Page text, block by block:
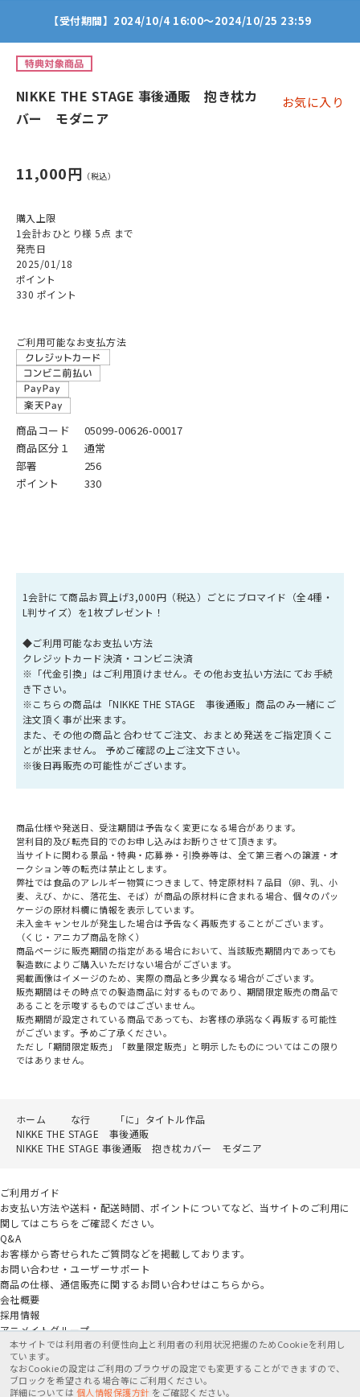
【受付期間】2024/10/4 16:00～2024/10/25 23:59
NIKKE THE STAGE 事後通販 抱き枕カ
バー モダニア
お気に入り
11,000円
購入上限
1会計おひとり様 5点 まで
発売日
2025/01/18
ポイント
330 ポイント
ご利用可能なお支払方法
商品コード
05099-00626-00017
商品区分１
通常
部署
256
ポイント
330
1会計にて商品お買上げ3,000円（税込）ごとにブロマイド（全4種・
L判サイズ）を1枚プレゼント！
◆ご利用可能なお支払い方法
クレジットカード決済・コンビニ決済
※「代金引換」はご利用頂けません。その他お支払い方法にてお手続
き下さい。
※こちらの商品は「NIKKE THE STAGE 事後通販」商品のみ一緒にご
注文頂く事が出来ます。
また、その他の商品と合わせてご注文、おまとめ発送をご指定頂くこ
とが出来ません。 予めご確認の上ご注文下さい。
※後日再販売の可能性がございます。
商品仕様や発送日、受注期間は予告なく変更になる場合があります。
営利目的及び転売目的でのお申し込みはお断りさせて頂きます。
当サイトに関わる景品・特典・応募券・引換券等は、全て第三者への譲渡・オ
ークション等の転売は禁止とします。
弊社では食品のアレルギー物質につきまして、特定原材料７品目（卵、乳、小
麦、えび、かに、落花生、そば）が商品の原材料に含まれる場合、個々のパッ
ケージの原材料欄に情報を表示しています。
未入金キャンセルが発生した場合は予告なく再販売することがございます。
（くじ・アニカプ商品を除く）
商品ページに販売期間の指定がある場合において、当該販売期間内であっても
製造数によりご購入いただけない場合がございます。
掲載画像はイメージのため、実際の商品と多少異なる場合がございます。
販売期間はその時点での製造商品に対するものであり、期間限定販売の商品で
あることを示唆するものではございません。
販売期間が設定されている商品であっても、お客様の承諾なく再販する可能性
がございます。予めご了承ください。
ただし「期間限定販売」「数量限定販売」と明示したものについてはこの限り
ではありません。
ホーム な行
「に」タイトル作品
NIKKE THE STAGE 事後通販
NIKKE THE STAGE 事後通販 抱き枕カバー モダニア
ご利用ガイド
お支払い方法や送料・配送時間、ポイントについてなど、当サイトのご利用に
関してはこちらをご確認ください。
Q&A
お客様から寄せられたご質問などを掲載しております。
お問い合わせ・ユーザーサポート
商品の仕様、通信販売に関するお問い合わせはこちらから。
会社概要
採用情報
アニメイトグループ
本サイトでは利用者の利便性向上と利用者の利用状況把握のためCookieを利用し
ています。
なおCookieの設定はご利用のブラウザの設定でも変更することができますので、
ブロックを希望される場合等にご利用ください。
詳細については 個人情報保護方針 をご確認ください。